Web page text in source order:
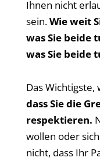
Ihnen nicht
sein.Wie weit
was Sie beide
was Sie beide
Das Wichtigste,
dass Sie die
respektieren.
wollen oder
nicht, dass Ihr